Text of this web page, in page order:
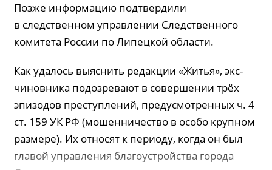
Позже информацию подтвердили
в следственном управлении Следственного
комитета России по Липецкой области.
Как удалось выяснить редакции «Житья», экс-
чиновника подозревают в совершении трёх
эпизодов преступлений, предусмотренных ч. 4
ст. 159 УК РФ (мошенничество в особо крупном
размере). Их относят к периоду, когда он был
главой управления благоустройства города